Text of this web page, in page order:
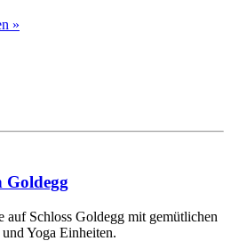
»
Goldegg
auf Schloss Goldegg mit gemütlichen
Yoga Einheiten.